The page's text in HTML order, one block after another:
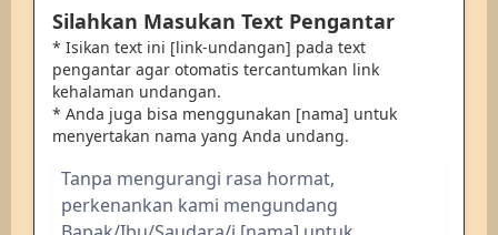
Silahkan Masukan Text Pengantar
* Isikan text ini [link-undangan] pada text
pengantar agar otomatis tercantumkan link
kehalaman undangan.
* Anda juga bisa menggunakan [nama] untuk
menyertakan nama yang Anda undang.